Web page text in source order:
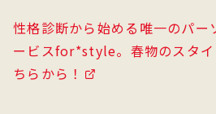
性格診断から始める唯一のパー
ービスfor*style。春物のスタイ
ちらから！